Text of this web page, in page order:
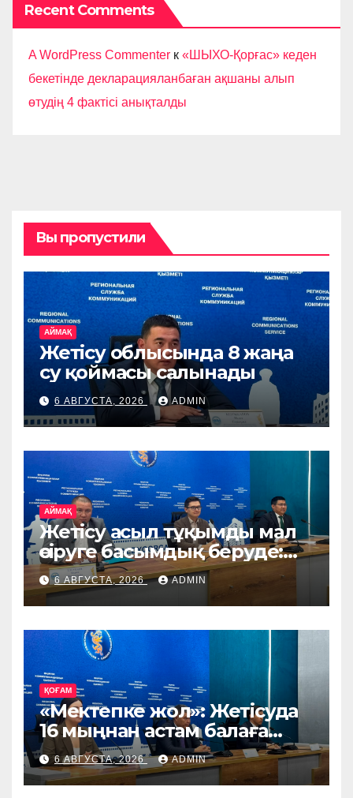
Recent Comments
A WordPress Commenter к «ШЫХО-Қорғас» кеден
бекетінде декларацияланбаған ақшаны алып
өтудің 4 фактісі анықталды
Вы пропустили
АЙМАҚ
Жетісу облысында 8 жаңа
су қоймасы салынады
6 АВГУСТА, 2026 ADMIN
АЙМАҚ
Жетісу асыл тұқымды мал
өсіруге басымдық беруде:
өңірге Ирландия, Дания
және Германиядан асыл
тұқымды жануарлар
жеткізіледі
6 АВГУСТА, 2026 ADMIN
ҚОҒАМ
«Мектепке жол»: Жетісуда
16 мыңнан астам балаға
көмек көрсетіледі
6 АВГУСТА, 2026 ADMIN